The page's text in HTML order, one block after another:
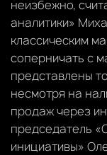
неизбежно,
аналитики»
классическим
соперничать с
представлены
несмотря на
продаж через
председатель
инициативы»